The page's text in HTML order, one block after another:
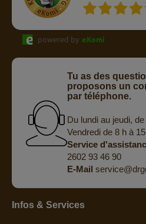
powered by eKomi
Tu as des
proposons un
par téléphone.
Du lundi au jeudi,
Vendredi de 8 h à
Service
2602 93 46 90
E-Mail
Infos & Services